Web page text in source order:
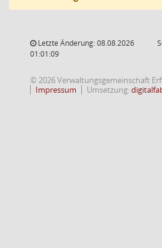
Letzte Änderung: 08.08.2026
01:01:09
© 2026 Verwaltungsgemeinschaft
Impressum
Umsetzung: